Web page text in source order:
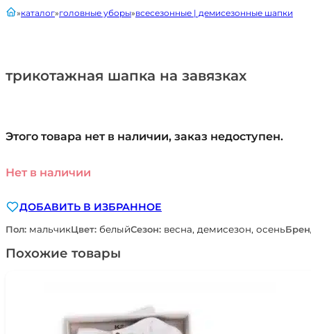
трикотажная шапка на завязках
главнаякаталог головные уборы всесезонные | демисезонные шапки
Этого товара нет в наличии, заказ недоступен.
Нет в наличии
ДОБАВИТЬ В ИЗБРАННОЕ
Пол: мальчикЦвет: белыйСезон: весна, демисезон, осень
Похожие товары